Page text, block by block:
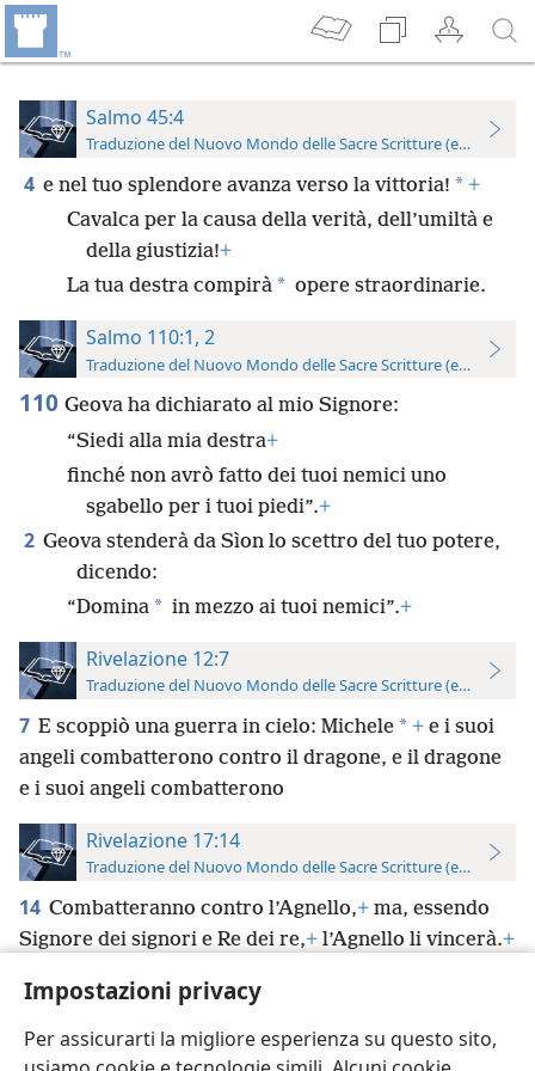
Impostazioni privacy
Per assicurarti la migliore esperienza su questo sito,
Salmo 45:4
Traduzione del Nuovo Mondo delle Sacre Scritture (edizione
4 e nel tuo splendore avanza verso la vittoria! * +
Cavalca per la causa della verità, dell’umiltà e
della giustizia!+
La tua destra compirà * opere straordinarie.
Salmo 110:1, 2
Traduzione del Nuovo Mondo delle Sacre Scritture (edizione
110 Geova ha dichiarato al mio Signore:
“Siedi alla mia destra+
finché non avrò fatto dei tuoi nemici uno
sgabello per i tuoi piedi”.+
2 Geova stenderà da Sìon lo scettro del tuo potere,
dicendo:
“Domina * in mezzo ai tuoi nemici”.+
Rivelazione 12:7
Traduzione del Nuovo Mondo delle Sacre Scritture (edizione
7 E scoppiò una guerra in cielo: Michele * + e i suoi
angeli combatterono contro il dragone, e il dragone
e i suoi angeli combatterono
Rivelazione 17:14
Traduzione del Nuovo Mondo delle Sacre Scritture (edizione
14 Combatteranno contro l’Agnello,+ ma, essendo
Signore dei signori e Re dei re,+ l’Agnello li vincerà.+
sono con lui”.+